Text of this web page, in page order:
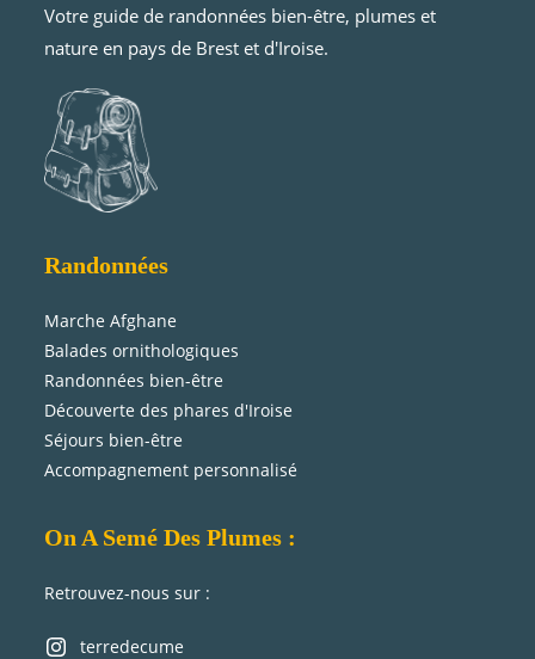
Votre guide de randonnées bien-être, plumes et
nature en pays de Brest et d'Iroise.
Randonnées
Marche Afghane
Balades ornithologiques
Randonnées bien-être
Découverte des phares d'Iroise
Séjours bien-être
Accompagnement personnalisé
On A Semé Des Plumes :
Retrouvez-nous sur :
terredecume